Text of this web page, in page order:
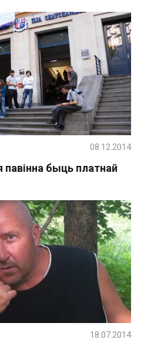
быць платнай
08.12.2014
18.07.2014